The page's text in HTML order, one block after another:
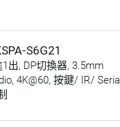
S6G21
1出, DP切換器, 3.5mm
4K@60, 按鍵/ IR/ Serial